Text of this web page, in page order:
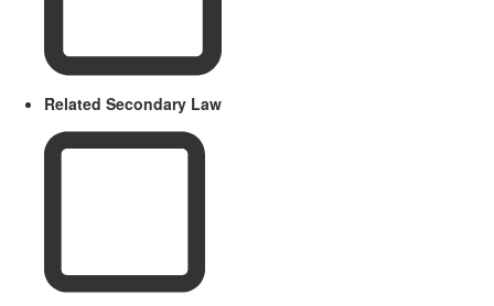
Related Secondary Law